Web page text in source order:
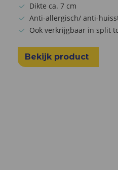
Dikte ca. 7 cm
Anti-allergisch/ anti-
Ook verkrijgbaar in split
Bekijk product